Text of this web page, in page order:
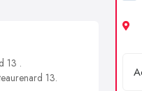
13 .
13.